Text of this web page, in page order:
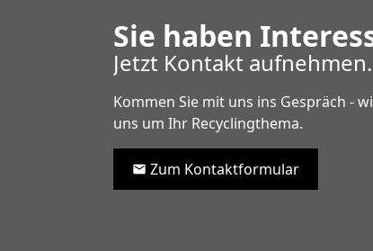
Sie haben
Jetzt Kontakt aufnehmen.
Kommen Sie mit uns ins Gespräch -
uns um Ihr Recyclingthema.
mail Zum Kontaktformular